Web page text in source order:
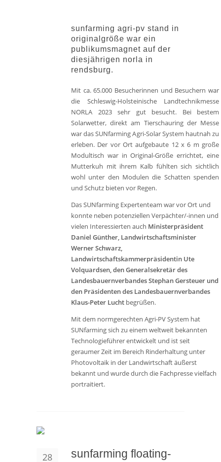
sunfarming agri-pv stand in
originalgröße war ein
publikumsmagnet auf der
diesjährigen norla in
rendsburg.
Mit ca. 65.000 Besucherinnen und Besuchern war
die Schleswig-Holsteinische Landtechnikmesse
NORLA 2023 sehr gut besucht. Bei bestem
Solarwetter, direkt am Tierschauring der Messe
war das SUNfarming Agri-Solar System hautnah zu
erleben. Der vor Ort aufgebaute 12 x 6 m große
Modultisch war in Original-Größe errichtet, eine
Mutterkuh mit ihrem Kalb fühlten sich sichtlich
wohl unter den Modulen die Schatten spenden
und Schutz bieten vor Regen.
Das SUNfarming Expertenteam war vor Ort und
konnte neben potenziellen Verpächter/-innen und
vielen Interessierten auch Ministerpräsident
Daniel Günther, Landwirtschaftsminister
Werner Schwarz,
Landwirtschaftskammerpräsidentin Ute
Volquardsen, den Generalsekretär des
Landesbauernverbandes Stephan Gersteuer und
den Präsidenten des Landesbauernverbandes
Klaus-Peter Lucht begrüßen.
Mit dem normgerechten Agri-PV System hat
SUNfarming sich zu einem weltweit bekannten
Technologieführer entwickelt und ist seit
geraumer Zeit im Bereich Rinderhaltung unter
Photovoltaik in der Landwirtschaft äußerst
bekannt und wurde durch die Fachpresse vielfach
portraitiert.
28 sunfarming floating-